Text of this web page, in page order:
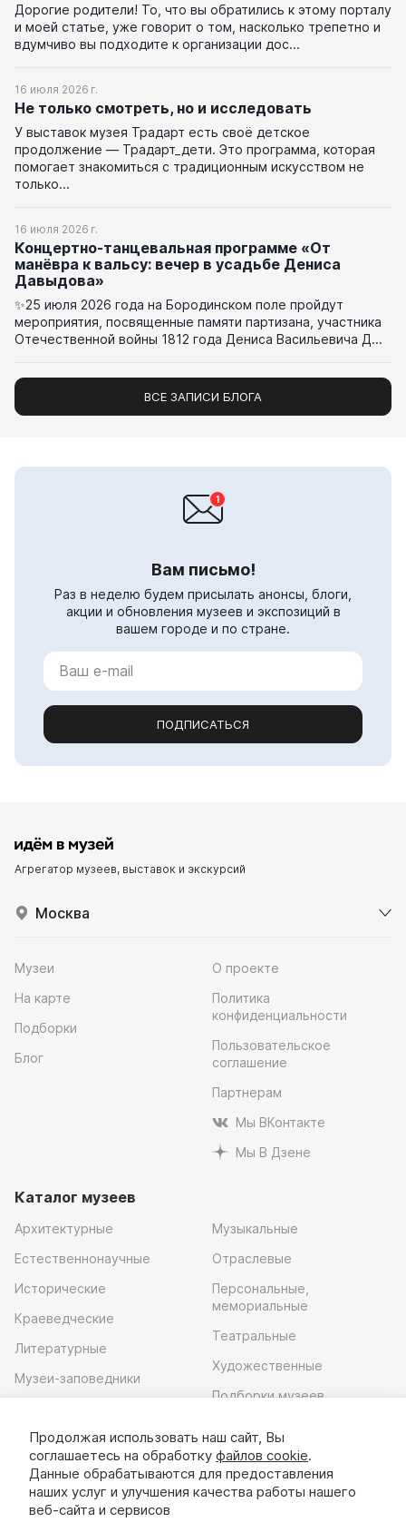
Дорогие родители! То, что вы обратились к этому порталу
и моей статье, уже говорит о том, насколько трепетно и
вдумчиво вы подходите к организации дос...
16 июля 2026 г.
Не только смотреть, но и исследовать
У выставок музея Традарт есть своё детское
продолжение — Традарт_дети. Это программа, которая
помогает знакомиться с традиционным искусством не
только...
16 июля 2026 г.
Концертно-танцевальная программе «От
манёвра к вальсу: вечер в усадьбе Дениса
Давыдова»
✨25 июля 2026 года на Бородинском поле пройдут
мероприятия, посвященные памяти партизана, участника
Отечественной войны 1812 года Дениса Васильевича Д...
ВСЕ ЗАПИСИ БЛОГА
Вам письмо!
Раз в неделю будем присылать анонсы, блоги,
акции и обновления музеев и экспозиций в
вашем городе и по стране.
ПОДПИСАТЬСЯ
Агрегатор музеев, выставок и экскурсий
Москва
Музеи
На карте
Подборки
Блог
О проекте
Политика
конфиденциальности
Пользовательское
соглашение
Партнерам
Мы ВКонтакте
Мы В Дзене
Каталог музеев
Архитектурные
Естественнонаучные
Исторические
Краеведческие
Литературные
Музеи-заповедники
Музыкальные
Отраслевые
Персональные,
мемориальные
Театральные
Художественные
Подборки музеев
Скачать приложение
Продолжая использовать наш сайт, Вы
соглашаетесь на обработку файлов cookie.
Данные обрабатываются для предоставления
наших услуг и улучшения качества работы нашего
веб-сайта и сервисов